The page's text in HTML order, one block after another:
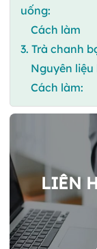
uống:
Cách làm
3. Trà chanh
Nguyên
Cách làm:
LIÊN